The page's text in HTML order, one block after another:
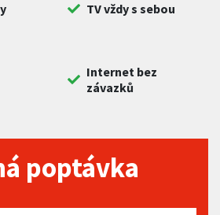
TV vždy s sebou
Internet bez
závazků
poptávka